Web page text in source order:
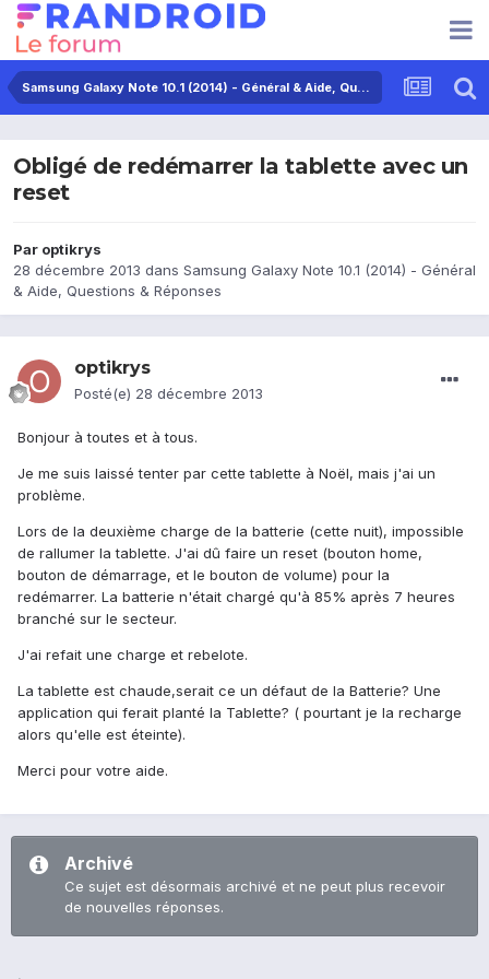
Samsung Galaxy Note 10.1 (2014) - Général & Aide, Questions & Réponses
Obligé de redémarrer la tablette avec un
reset
Par optikrys
28 décembre 2013 dans Samsung Galaxy Note 10.1 (2014) - Général
& Aide, Questions & Réponses
optikrys
Posté(e) 28 décembre 2013
Bonjour à toutes et à tous.
Je me suis laissé tenter par cette tablette à Noël, mais j'ai un
problème.
Lors de la deuxième charge de la batterie (cette nuit), impossible
de rallumer la tablette. J'ai dû faire un reset (bouton home,
bouton de démarrage, et le bouton de volume) pour la
redémarrer. La batterie n'était chargé qu'à 85% après 7 heures
branché sur le secteur.
J'ai refait une charge et rebelote.
La tablette est chaude,serait ce un défaut de la Batterie? Une
application qui ferait planté la Tablette? ( pourtant je la recharge
alors qu'elle est éteinte).
Merci pour votre aide.
Archivé
Ce sujet est désormais archivé et ne peut plus recevoir
de nouvelles réponses.